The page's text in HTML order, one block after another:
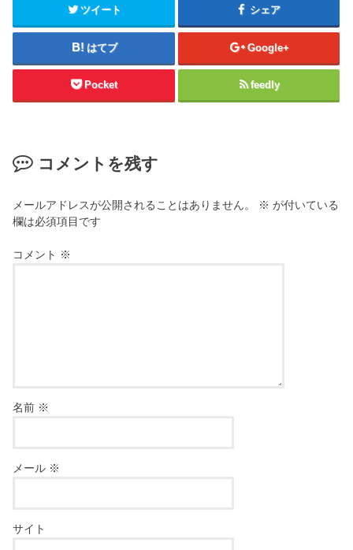
ツイート シェア
はてブ Google+
Pocket feedly
コメントを残す
メールアドレスが公開されることはありません。 ※ が付いている
欄は必須項目です
コメント ※
名前 ※
メール ※
サイト